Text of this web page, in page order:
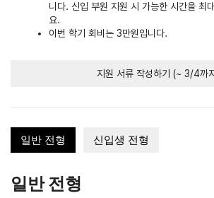
니다. 신입 부원 지원 시 가능한 시간을 최
요.
이번 학기 회비는 3만원입니다.
지원 서류 작성하기 (~ 3/4까
일반 전형 신입생 전형
일반 전형